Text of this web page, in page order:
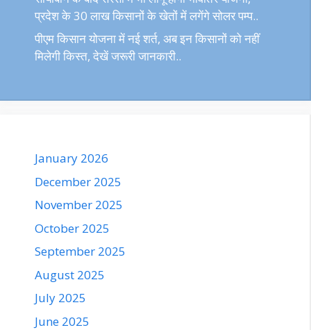
प्रदेश के 30 लाख किसानों के खेतों में लगेंगे सोलर पम्प..
पीएम किसान योजना में नई शर्त, अब इन किसानों को नहीं
मिलेगी किस्त, देखें जरूरी जानकारी..
January 2026
December 2025
November 2025
October 2025
September 2025
August 2025
July 2025
June 2025